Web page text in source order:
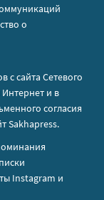
о
с сайта Сетевого
Интернет и в
согласия
Sakhapress.
Instagram и